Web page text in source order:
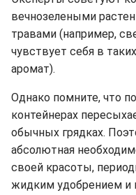
вечнозелеными
травами (например,
чувствует себя в
аромат).
Однако помните, что
контейнерах
обычных грядках.
абсолютная
своей красоты,
жидким удобрением и